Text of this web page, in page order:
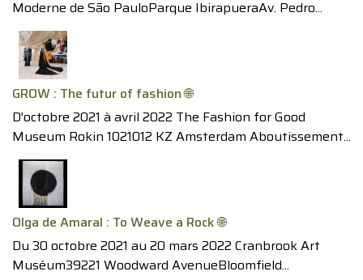
Moderne de São PauloParque IbirapueraAv. Pedro...
GROW : The futur of fashion 🌐
D'octobre 2021 à avril 2022 The Fashion for Good
Museum Rokin 1021012 KZ Amsterdam Aboutissement...
Olga de Amaral : To Weave a Rock 🌐
Du 30 octobre 2021 au 20 mars 2022 Cranbrook Art
Muséum39221 Woodward AvenueBloomfield...